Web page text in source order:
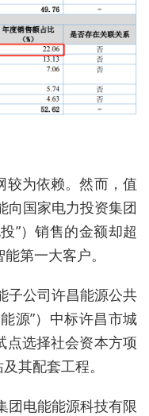
较为依赖。然而，值
向国家电力投资集团
”）销售的金额却超
第一大客户。
子公司许昌能源公共
源”）中标许昌市城
点选择社会资本方项
其配套工程。
团电能能源科技有限